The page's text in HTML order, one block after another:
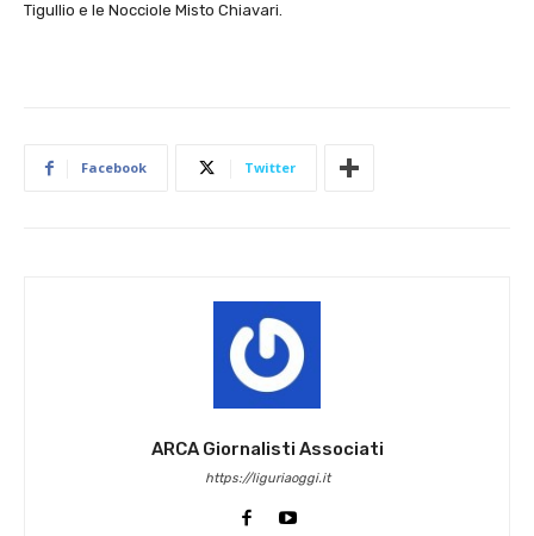
Tigullio e le Nocciole Misto Chiavari.
Facebook Twitter
ARCA Giornalisti Associati
https://liguriaoggi.it